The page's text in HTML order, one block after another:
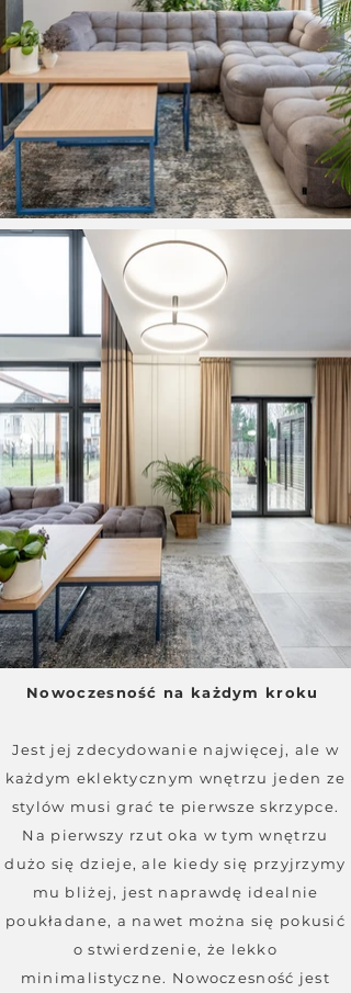
Nowoczesność na każdym kroku
Jest jej zdecydowanie najwięcej, ale w
każdym eklektycznym wnętrzu jeden ze
stylów musi grać te pierwsze skrzypce.
Na pierwszy rzut oka w tym wnętrzu
dużo się dzieje, ale kiedy się przyjrzymy
mu bliżej, jest naprawdę idealnie
poukładane, a nawet można się pokusić
o stwierdzenie, że lekko
minimalistyczne. Nowoczesność jest